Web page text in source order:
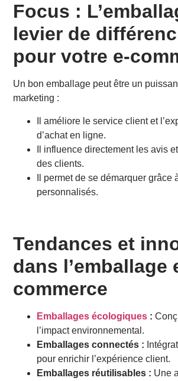
Focus :
levier de
pour votre e-
Un bon emballage peut être un
marketing :
Il améliore le service client et
d’achat en ligne.
Il influence directement les avis
des clients.
Il permet de se démarquer grâce
personnalisés.
Tendances et
dans l’emballage
commerce
Emballages écologiques :
l’impact environnemental.
Emballages connectés :
pour enrichir l’expérience client.
Emballages réutilisables : Une